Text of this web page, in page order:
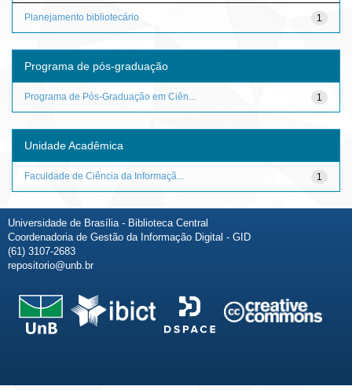
1
Planejamento bibliotecário
Programa de pós-graduação
1
Programa de Pós-Graduação em Ciên...
Unidade Acadêmica
1
Faculdade de Ciência da Informaçã...
Universidade de Brasília - Biblioteca Central
Coordenadoria de Gestão da Informação Digital - GID
(61) 3107-2683
repositorio@unb.br